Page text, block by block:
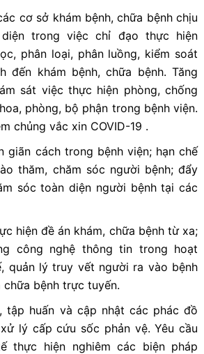
cơ sở khám bệnh, chữa bệnh chịu
trong việc chỉ đạo thực hiện
phân loại, phân luồng, kiểm soát
đến khám bệnh, chữa bệnh. Tăng
sát việc thực hiện phòng, chống
phòng, bộ phận trong bệnh viện.
chủng vắc xin COVID-19 .
giãn cách trong bệnh viện; hạn chế
thăm, chăm sóc người bệnh; đẩy
sóc toàn diện người bệnh tại các
hiện đề án khám, chữa bệnh từ xa;
công nghệ thông tin trong hoạt
quản lý truy vết người ra vào bệnh
bệnh trực tuyến.
tập huấn và cập nhật các phác đồ
lý cấp cứu sốc phản vệ. Yêu cầu
thực hiện nghiêm các biện pháp